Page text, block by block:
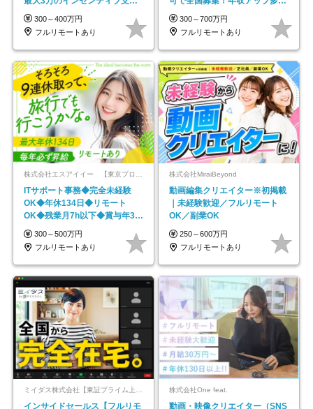
平均年齢33歳
300～400万円
フルリモートあり
★年休最大130日★
300～700万円
フルリモートあり
株式会社エスアイイー 【東京プロマーケット上場】
ITサポート事務◆完全未経験
OK◆年休134日◆リモート
OK◆残業月7h以下◆賞与年3回
◆5年目まで必ず昇給
300～500万円
フルリモートあり
株式会社MiraiBeyond
動画編集クリエイター※初掲載
｜未経験歓迎／フルリモート
OK／副業OK
250～600万円
フルリモートあり
インサイドセールス【フルリモ
株式会社One feat.
動画・映像クリエイター（SNS